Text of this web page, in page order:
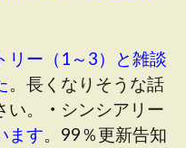
リー（1～3）と雑談
。長くなりそうな話
。
・ シンシアリー
ます。99％更新告知